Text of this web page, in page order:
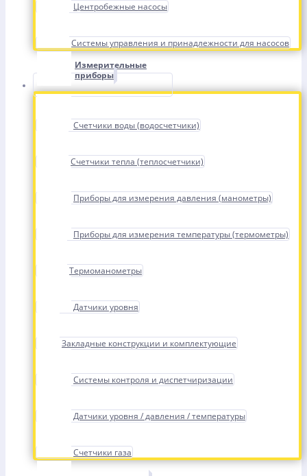
Центробежные насосы
Системы управления и принадлежности для насосов
Измерительные
приборы
Счетчики воды (водосчетчики)
Счетчики тепла (теплосчетчики)
Приборы для измерения давления (манометры)
Приборы для измерения температуры (термометры)
Термоманометры
Датчики уровня
Закладные конструкции и комплектующие
Системы контроля и диспетчиризации
Датчики уровня / давления / температуры
Счетчики газа